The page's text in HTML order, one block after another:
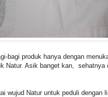
bagi produk hanya dengan
Natur. Asik banget kan,
wujud Natur untuk peduli dengan